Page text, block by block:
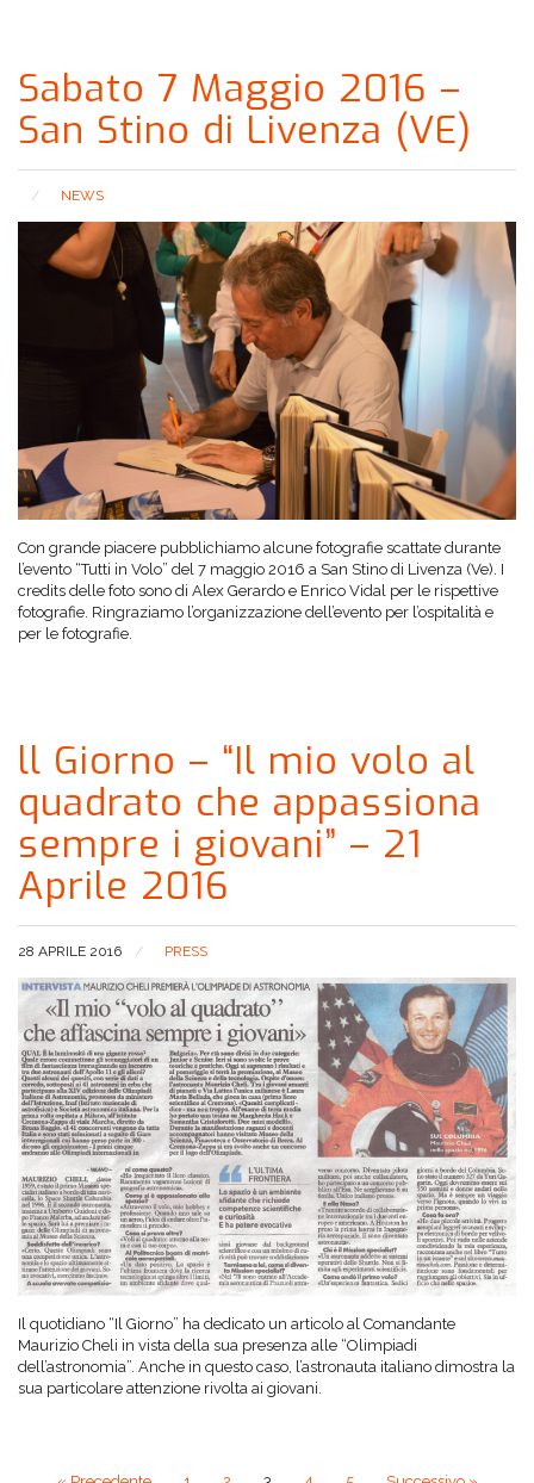
Sabato 7 Maggio 2016 –
San Stino di Livenza (VE)
NEWS
Con grande piacere pubblichiamo alcune fotografie scattate durante
l’evento “Tutti in Volo” del 7 maggio 2016 a San Stino di Livenza (Ve). I
credits delle foto sono di Alex Gerardo e Enrico Vidal per le rispettive
fotografie. Ringraziamo l’organizzazione dell’evento per l’ospitalità e
per le fotografie.
ll Giorno – “Il mio volo al
quadrato che appassiona
sempre i giovani” – 21
Aprile 2016
28 APRILE 2016 PRESS
Il quotidiano “Il Giorno” ha dedicato un articolo al Comandante
Maurizio Cheli in vista della sua presenza alle “Olimpiadi
dell’astronomia”. Anche in questo caso, l’astronauta italiano dimostra la
sua particolare attenzione rivolta ai giovani.